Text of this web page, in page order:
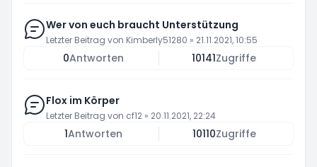
Wer von euch braucht Unterstützung
Letzter Beitrag von Kimberly51280 » 21.11.2021, 10:55
0Antworten 10141Zugriffe
Flox im Körper
Letzter Beitrag von cf12 » 20.11.2021, 22:24
1Antworten 10110Zugriffe